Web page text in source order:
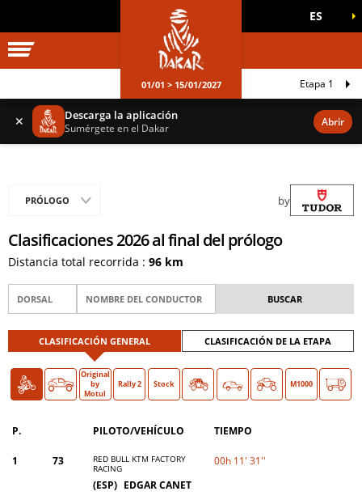
DAKAR
OFICIALES ES
01/01 > 15/01/2027 Etapa 1
✕ Descarga la aplicación
Sumérgete en el Dakar Abrir
Clasificaciones 2026 al final del prólogo
Distancia total recorrida : 96 km
by
PRÓLOGO
CLASIFICACIÓN GENERAL CLASIFICACIÓN DE LA ETAPA
Moto Coche
Original
by
Motul
O > Rally 2 Stock Classic M1000
P. PILOTO/VEHÍCULO TIEMPO
1 73
RED BULL KTM FACTORY
RACING
(ESP) EDGAR CANET
00h 11' 31''